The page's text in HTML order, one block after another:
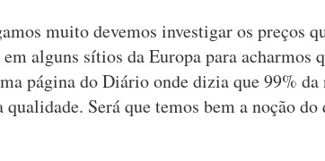
muito devemos investigar os preços
alguns sítios da Europa para acharmos
página do Diário onde dizia que 99% da
qualidade. Será que temos bem a noção do